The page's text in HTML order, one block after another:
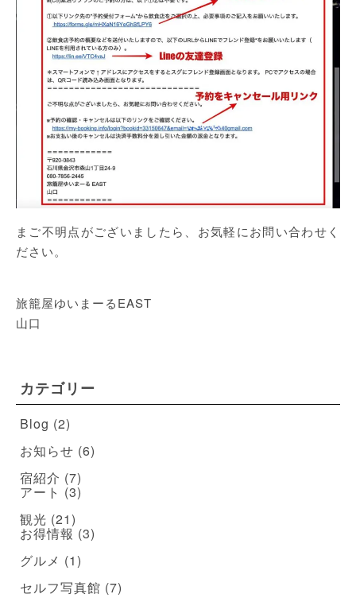
まご不明点がございましたら、お気軽にお問い合わせく
ださい。
旅籠屋ゆいまーるEAST
山口
カテゴリー
Blog (2)
お知らせ (6)
宿紹介 (7)
アート (3)
観光 (21)
お得情報 (3)
グルメ (1)
セルフ写真館 (7)